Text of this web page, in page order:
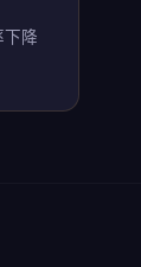
降